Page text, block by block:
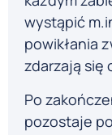
wystąpić
powikłania
zdarzają się
Po
pozostaje